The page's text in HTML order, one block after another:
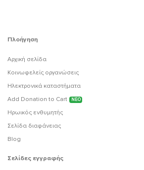
Πλοήγηση
Αρχική σελίδα
Κοινωφελείς οργανώσεις
Ηλεκτρονικά καταστήματα
Add Donation to Cart
ΝΕΟ
Ηρωικός ενθυμητής
Σελίδα διαφάνειας
Blog
Σελίδες εγγραφής